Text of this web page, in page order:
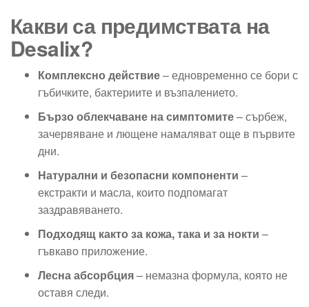
Какви са предимствата на
Desalix?
Комплексно действие– едновременно се бори с
гъбичките, бактериите и възпалението.
Бързо облекчаване на симптомите– сърбеж,
зачервяване и лющене намаляват още в първите
дни.
Натурални и безопасни компоненти –
екстракти и масла, които подпомагат
заздравяването.
Подходящ както за кожа, така и за нокти –
гъвкаво приложение.
Лесна абсорбция– немазна формула, която не
оставя следи.